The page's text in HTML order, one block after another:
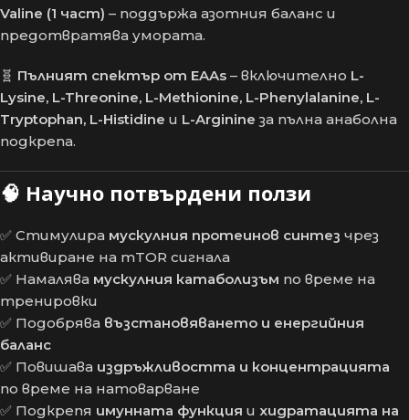
Valine (1 част) – поддържа азотния баланс и
предотвратява умората.
🧬 Пълният спектър от EAAs – включително L-
Lysine, L-Threonine, L-Methionine, L-Phenylalanine, L-
Tryptophan, L-Histidine и L-Arginine за пълна анаболна
подкрепа.
🧠 Научно потвърдени ползи
✅ Стимулира мускулния протеинов синтез чрез
активиране на mTOR сигнала
✅ Намалява мускулния катаболизъм по време на
тренировки
✅ Подобрява възстановяването и енергийния
баланс
✅ Повишава издръжливостта и концентрацията
по време на натоварване
✅ Подкрепя имунната функция и хидратацията на